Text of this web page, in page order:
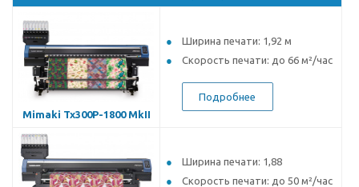
Mimaki Tx300P-1800 MkII
Ширина печати: 1,92 м
Скорость печати: до 66 м²/час
Подробнее
Ширина печати: 1,88
Скорость печати: до 50 м²/час